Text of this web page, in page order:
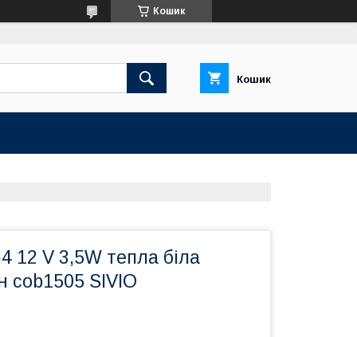
Кошик
Кошик
12 V 3,5W тепла біла
cob1505 SIVIO